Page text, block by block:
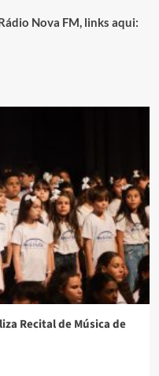
Nova FM, links aqui:
Recital de Música de